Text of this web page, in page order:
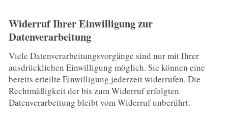
Widerruf Ihrer Einwilligung zur
Datenverarbeitung
Viele Datenverarbeitungsvorgänge sind nur mit Ihrer
ausdrücklichen Einwilligung möglich. Sie können eine
bereits erteilte Einwilligung jederzeit widerrufen. Die
Rechtmäßigkeit der bis zum Widerruf erfolgten
Datenverarbeitung bleibt vom Widerruf unberührt.